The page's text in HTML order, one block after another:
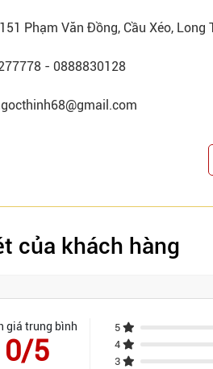
Phạm Văn Đồng, Cầu Xéo, Long
- 0888830128
của khách hàng
giá trung bình
0/5
5
4
3